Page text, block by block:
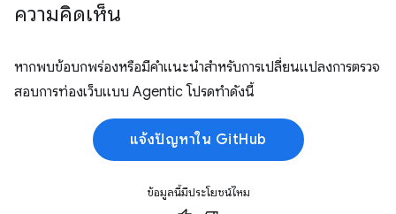
ความคิดเห็น
หากพบข้อบกพร่องหรือมีคำแนะนำสำหรับการเปลี่ยนแปลงการตรวจ
สอบการท่องเว็บแบบ Agentic โปรดทำดังนี้
แจ้งปัญหาใน GitHub
ข้อมูลนี้มีประโยชน์ไหม